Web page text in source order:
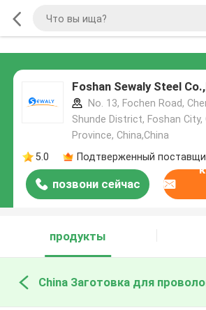
Foshan Sewaly Steel
No. 13, Fochen Road,
Shunde District, Foshan City,
Province, China,China
5.0
Подтверженный
позвони сейчас
продукты